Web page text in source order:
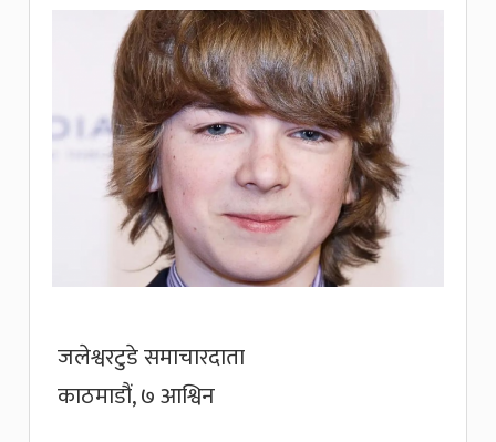
जलेश्वरटुडे समाचारदाता
काठमाडौं, ७ आश्विन